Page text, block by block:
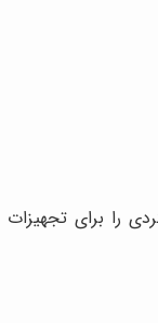
را برای